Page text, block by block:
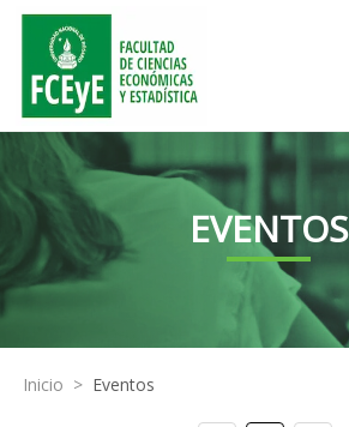
EVENTOS
Inicio > Eventos